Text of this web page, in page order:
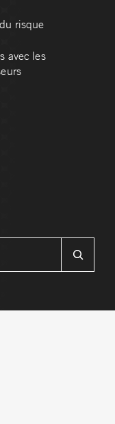
risque
avec les